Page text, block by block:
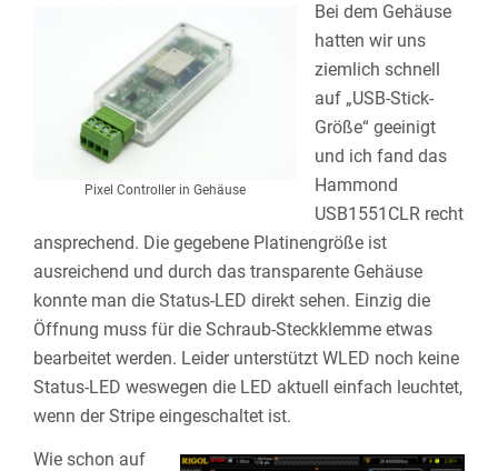
Pixel Controller in Gehäuse
Bei dem Gehäuse
hatten wir uns
ziemlich schnell
auf „USB-Stick-
Größe“ geeinigt
und ich fand das
Hammond
USB1551CLR recht
ansprechend. Die gegebene Platinengröße ist
ausreichend und durch das transparente Gehäuse
konnte man die Status-LED direkt sehen. Einzig die
Öffnung muss für die Schraub-Steckklemme etwas
bearbeitet werden. Leider unterstützt WLED noch keine
Status-LED weswegen die LED aktuell einfach leuchtet,
wenn der Stripe eingeschaltet ist.
Wie schon auf